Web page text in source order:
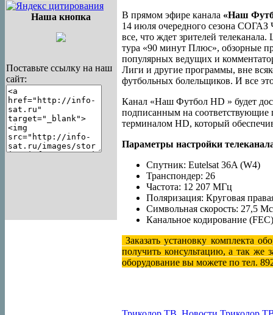
Наша кнопка
Поставьте ссылку на наш
сайт:
В прямом эфире канала «Наш
14 июля очередного сезона СОГАЗ
все, что ждет зрителей
тура «90 минут Плюс», обзорные
популярных ведущих и
Лиги и другие программы, вне
футбольных болельщиков. И все
Канал «Наш Футбол HD » будет
подписанным на
терминалом HD, который
Параметры настройки
Спутник: Eutelsat 36A (W4)
Транспондер: 26
Частота: 12 207 МГц
Поляризация: Круговая
Символьная скорость: 27,5
Канальное кодирование
Заказать установку комплекта
получить консультацию, а так же
оборудование вы можете по тел.